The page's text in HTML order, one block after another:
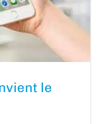
le